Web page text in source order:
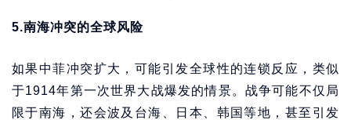
5.南海冲突的全球风险
如果中菲冲突扩大，可能引发全球性的连锁反应，类似
于1914年第一次世界大战爆发的情景。战争可能不仅局
限于南海，还会波及台海、日本、韩国等地，甚至引发